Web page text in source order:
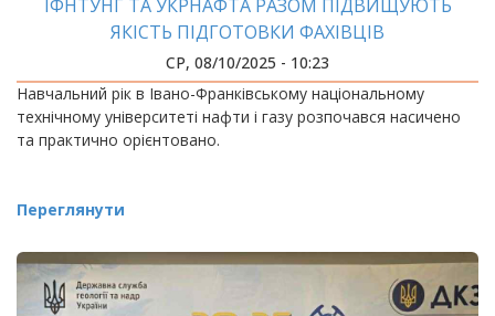
ІФНТУНГ ТА УКРНАФТА РАЗОМ ПІДВИЩУЮТЬ
ЯКІСТЬ ПІДГОТОВКИ ФАХІВЦІВ
СР, 08/10/2025 - 10:23
Навчальний рік в Івано-Франківському національному
технічному університеті нафти і газу розпочався насичено
та практично орієнтовано.
Переглянути